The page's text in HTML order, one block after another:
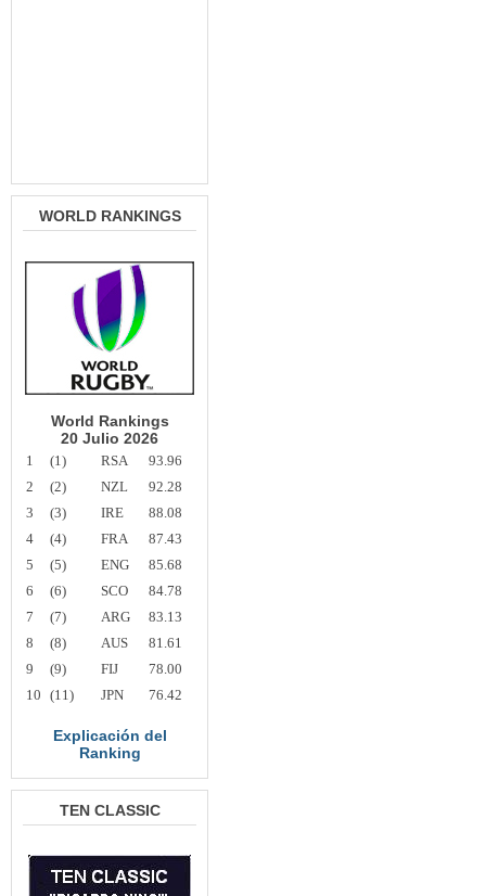
WORLD RANKINGS
World Rankings
20 Julio 2026
1 (1) RSA
93.96
2
(2) NZL
92.28
3
(3) IRE
88.08
4
(4) FRA
87.43
5
(5) ENG
85.68
6
(6) SCO
84.78
7
(7) ARG
83.13
8
(8) AUS
81.61
9
(9) FIJ
78.00
10 (11) JPN 76.42
Explicación del
Ranking
TEN CLASSIC